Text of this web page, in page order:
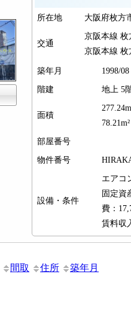
所在地 大阪府枚
交通
京阪本線 枚
京阪本線 枚
築年月 1998/08
階建 地上 5
面積
78.21m²
部屋番号
物件番号
設備・条件
エアコ
固定資
費：
賃料収
間取 住所
築年月